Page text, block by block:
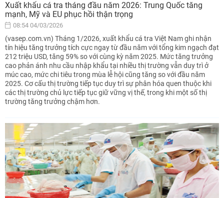
Xuất khẩu cá tra tháng đầu năm 2026: Trung Quốc tăng
mạnh, Mỹ và EU phục hồi thận trọng
08:54 04/03/2026
(vasep.com.vn) Tháng 1/2026, xuất khẩu cá tra Việt Nam ghi nhận
tín hiệu tăng trưởng tích cực ngay từ đầu năm với tổng kim ngạch đạt
212 triệu USD, tăng 59% so với cùng kỳ năm 2025. Mức tăng trưởng
cao phản ánh nhu cầu nhập khẩu tại nhiều thị trường vẫn duy trì ở
múc cao, mức chi tiêu trong mùa lễ hội cũng tăng so với đầu năm
2025. Cơ cấu thị trường tiếp tục duy trì sự phân hóa quen thuộc khi
các thị trường chủ lực tiếp tục giữ vững vị thế, trong khi một số thị
trường tăng trưởng chậm hơn.